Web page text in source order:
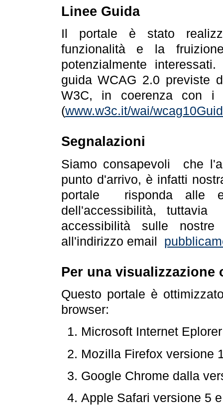
Linee Guida
Il portale è stato
funzionalità e la
potenzialmente
guida WCAG 2.0 previste
W3C, in coerenza con i
(www.w3c.it/wai/
Segnalazioni
Siamo consapevoli che
punto d'arrivo, è infatti
portale risponda alle
dell'accessibilità,
accessibilità sulle
all'indirizzo email
Per una visualizzazione
Questo portale è
browser:
Microsoft Internet
Mozilla Firefox versione
Google Chrome dalla
Apple Safari versione 5